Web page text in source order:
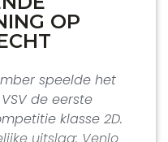
OP
speelde het
de eerste
klasse 2D.
uitslag: Venlo